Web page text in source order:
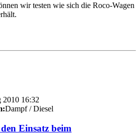
wir testen wie sich die Roco-Wagen
2010 16:32
Dampf / Diesel
Einsatz beim